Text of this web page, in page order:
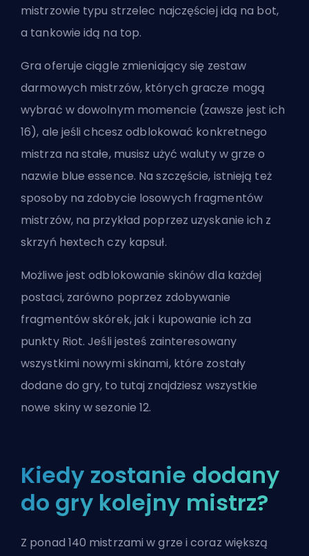
mistrzowie typu strzelec najczęściej idą na bot,
a tankowie idą na top.
Gra oferuje ciągle zmieniający się zestaw
darmowych mistrzów, których gracze mogą
wybrać w dowolnym momencie (zawsze jest ich
16), ale jeśli chcesz odblokować konkretnego
mistrza na stałe, musisz użyć waluty w grze o
nazwie blue essence. Na szczęście, istnieją też
sposoby na zdobycie losowych fragmentów
mistrzów, na przykład poprzez uzyskanie ich z
skrzyń hextech czy kapsuł.
Możliwe jest odblokowanie skinówdla każdej
postaci, zarówno poprzez zdobywanie
fragmentów skórek, jak i kupowanie ich za
punkty Riot. Jeśli jesteś zainteresowany
wszystkimi nowymi skinami, które zostały
dodane do gry, to tutaj znajdziesz wszystkie
nowe skiny w sezonie 12.
Kiedy zostanie dodany
do gry kolejny mistrz?
Z ponad 140 mistrzami w grze i coraz większą